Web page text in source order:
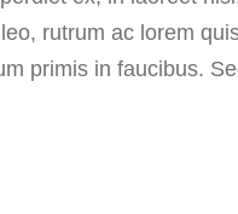
rutrum ac lorem
primis in faucibus.